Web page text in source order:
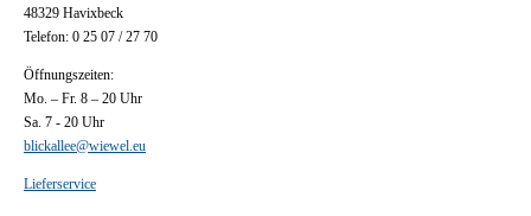
48329 Havixbeck
Telefon: 0 25 07 / 27 70
Öffnungszeiten:
Mo. – Fr. 8 – 20 Uhr
Sa. 7 - 20 Uhr
blickallee@wiewel.eu
Lieferservice